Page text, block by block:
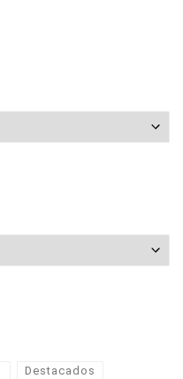
Destacados